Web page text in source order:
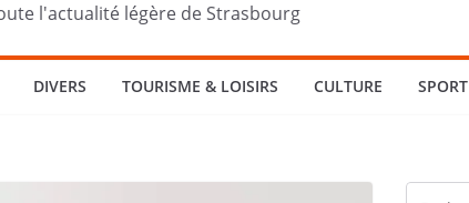
l'actualité légère de Strasbourg
DIVERS TOURISME & LOISIRS CULTURE SPORT